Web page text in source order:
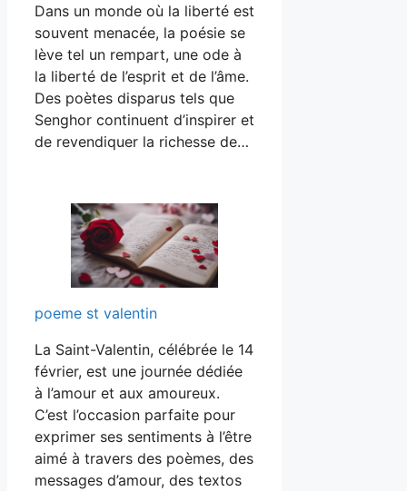
Dans un monde où la liberté est
souvent menacée, la poésie se
lève tel un rempart, une ode à
la liberté de l’esprit et de l’âme.
Des poètes disparus tels que
Senghor continuent d’inspirer et
de revendiquer la richesse de…
poeme st valentin
La Saint-Valentin, célébrée le 14
février, est une journée dédiée
à l’amour et aux amoureux.
C’est l’occasion parfaite pour
exprimer ses sentiments à l’être
aimé à travers des poèmes, des
messages d’amour, des textos